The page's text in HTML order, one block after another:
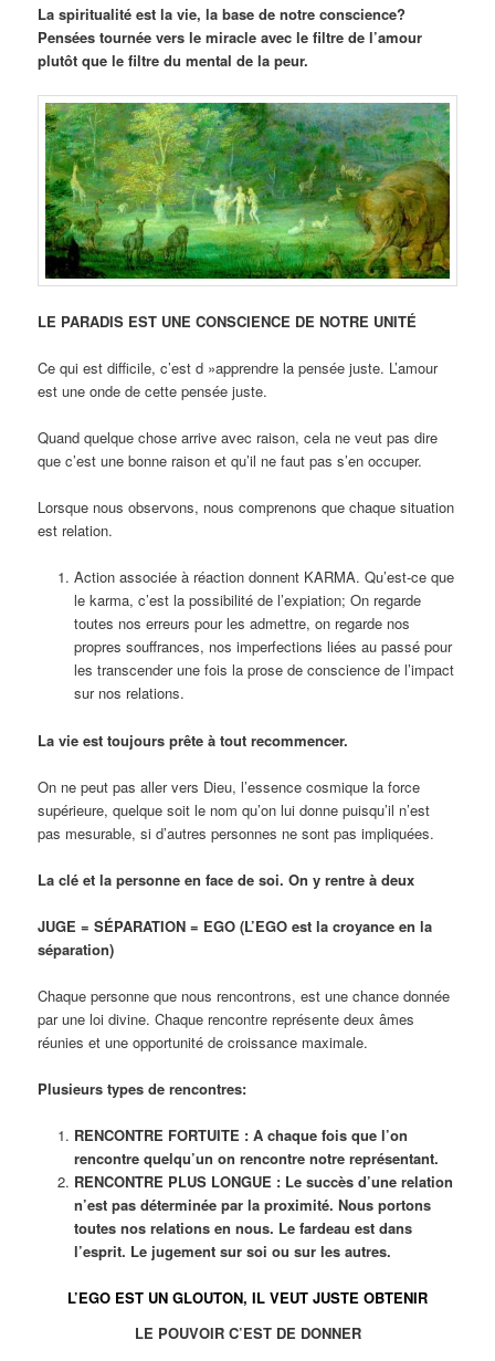
La spiritualité est la vie, la base de notre conscience?
Pensées tournée vers le miracle avec le filtre de l’amour
plutôt que le filtre du mental de la peur.
LE PARADIS EST UNE CONSCIENCE DE NOTRE UNITÉ
Ce qui est difficile, c’est d »apprendre la pensée juste. L’amour
est une onde de cette pensée juste.
Quand quelque chose arrive avec raison, cela ne veut pas dire
que c’est une bonne raison et qu’il ne faut pas s’en occuper.
Lorsque nous observons, nous comprenons que chaque situation
est relation.
Action associée à réaction donnent KARMA. Qu’est-ce que
le karma, c’est la possibilité de l’expiation; On regarde
toutes nos erreurs pour les admettre, on regarde nos
propres souffrances, nos imperfections liées au passé pour
les transcender une fois la prose de conscience de l’impact
sur nos relations.
La vie est toujours prête à tout recommencer.
On ne peut pas aller vers Dieu, l’essence cosmique la force
supérieure, quelque soit le nom qu’on lui donne puisqu’il n’est
pas mesurable, si d’autres personnes ne sont pas impliquées.
La clé et la personne en face de soi. On y rentre à deux
JUGE = SÉPARATION = EGO (L’EGO est la croyance en la
séparation)
Chaque personne que nous rencontrons, est une chance donnée
par une loi divine. Chaque rencontre représente deux âmes
réunies et une opportunité de croissance maximale.
Plusieurs types de rencontres:
RENCONTRE FORTUITE : A chaque fois que l’on
rencontre quelqu’un on rencontre notre représentant.
RENCONTRE PLUS LONGUE : Le succès d’une relation
n’est pas déterminée par la proximité. Nous portons
toutes nos relations en nous. Le fardeau est dans
l’esprit. Le jugement sur soi ou sur les autres.
L’EGO EST UN GLOUTON, IL VEUT JUSTE OBTENIR
LE POUVOIR C’EST DE DONNER